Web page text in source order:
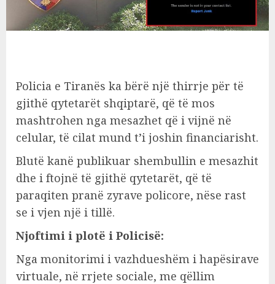
Policia e Tiranës ka bërë një thirrje për të
gjithë qytetarët shqiptarë, që të mos
mashtrohen nga mesazhet që i vijnë në
celular, të cilat mund t’i joshin financiarisht.
Blutë kanë publikuar shembullin e mesazhit
dhe i ftojnë të gjithë qytetarët, që të
paraqiten pranë zyrave policore, nëse rast
se i vjen një i tillë.
Njoftimi i plotë i Policisë:
Nga monitorimi i vazhdueshëm i hapësirave
virtuale, në rrjete sociale, me qëllim